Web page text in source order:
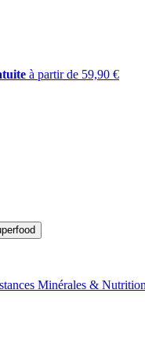
à partir de 59,90 €
Minérales &